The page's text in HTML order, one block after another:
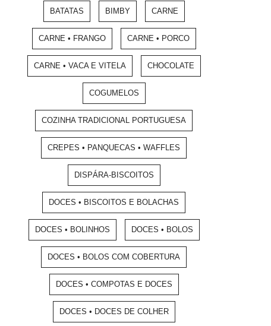
BATATAS BIMBY CARNE
CARNE • FRANGO CARNE • PORCO
CARNE • VACA E VITELA CHOCOLATE
COGUMELOS
COZINHA TRADICIONAL PORTUGUESA
CREPES • PANQUECAS • WAFFLES
DISPÁRA-BISCOITOS
DOCES • BISCOITOS E BOLACHAS
DOCES • BOLINHOS DOCES • BOLOS
DOCES • BOLOS COM COBERTURA
DOCES • COMPOTAS E DOCES
DOCES • DOCES DE COLHER